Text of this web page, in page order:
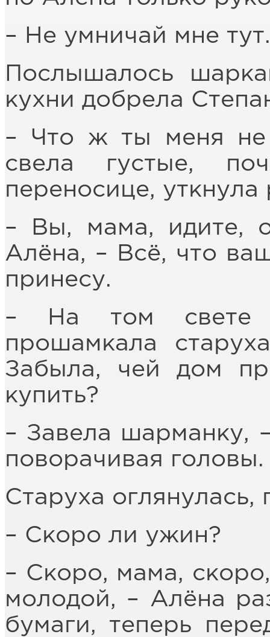
– Не умничай мне тут.
Послышалось
кухни добрела
– Что ж ты меня не
свела густые,
переносице, уткнула
– Вы, мама, идите,
Алёна, – Всё, что
принесу.
– На том свете
прошамкала
Забыла, чей дом
купить?
– Завела шарманку,
поворачивая головы.
Старуха оглянулась,
– Скоро ли ужин?
– Скоро, мама,
молодой, – Алёна
бумаги, теперь